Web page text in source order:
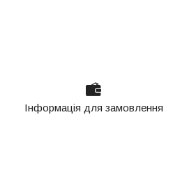
Інформація для замовлення